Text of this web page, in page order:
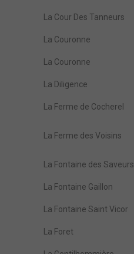
La Cour Des Tanneurs
La Couronne
La Couronne
La Diligence
La Ferme de Cocherel
La Ferme des Voisins
La Fontaine des Saveurs
La Fontaine Gaillon
La Fontaine Saint Vicor
La Foret